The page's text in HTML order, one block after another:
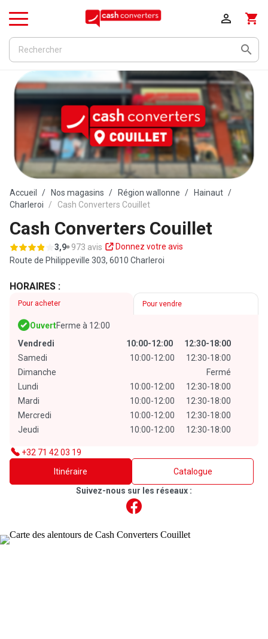

shopping_cart

Menu
Accueil Nos magasins Région wallonne
Hainaut
Charleroi
Cash Converters Couillet
Cash Converters Couillet
3,9 973 avis
Donnez votre avis
Route de Philippeville 303, 6010 Charleroi
HORAIRES :
Pour acheter Pour vendre
OuvertFerme à 12:00
Vendredi
10:00-12:00
12:30-18:00
Samedi
10:00-12:00
12:30-18:00
Dimanche
Fermé
Lundi
10:00-12:00
12:30-18:00
Mardi
10:00-12:00
12:30-18:00
Mercredi
10:00-12:00
12:30-18:00
Jeudi
10:00-12:00 12:30-18:00
+32 71 42 03 19
Itinéraire
Catalogue
Suivez-nous sur les réseaux :